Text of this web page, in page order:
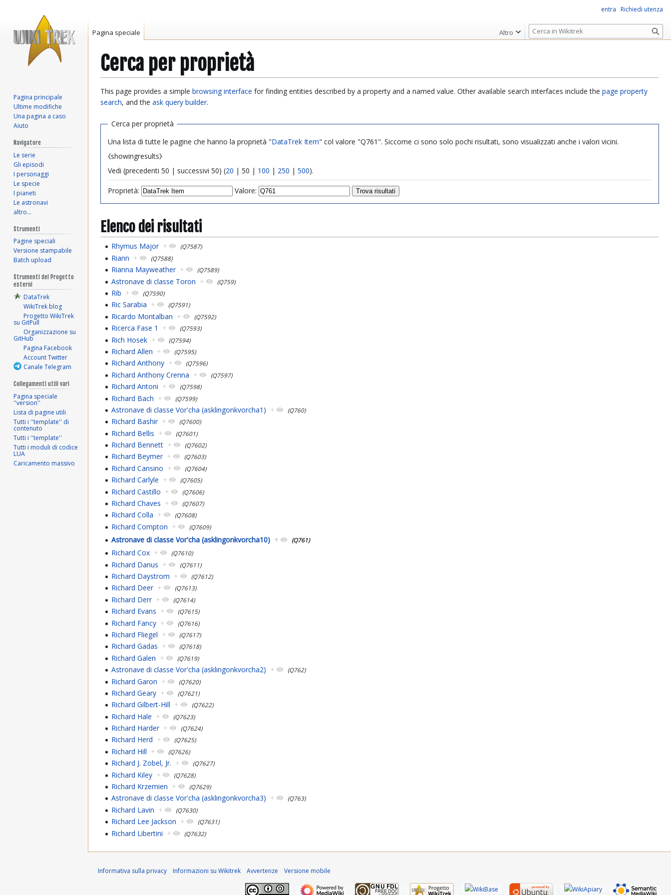
Cerca per proprietà
Vai
alla
Vai
alla
This page provides a simple browsing interface for finding entities described by a property and a named value. Other available search interfaces include the page property
search, and the ask query builder.
Cerca per proprietà
Una lista di tutte le pagine che hanno la proprietà "DataTrek Item" col valore "Q761". Siccome ci sono solo pochi risultati, sono visualizzati anche i valori vicini.
⧼showingresults⧽
Vedi (precedenti 50 | successivi 50) (20 | 50 | 100 | 250 | 500).
Proprietà: Valore:
Elenco dei risultati
Rhymus Major + (Q7587)
Riann + (Q7588)
Rianna Mayweather + (Q7589)
Astronave di classe Toron + (Q759)
Rib + (Q7590)
Ric Sarabia + (Q7591)
Ricardo Montalban + (Q7592)
Ricerca Fase 1 + (Q7593)
Rich Hosek + (Q7594)
Richard Allen + (Q7595)
Richard Anthony + (Q7596)
Richard Anthony Crenna + (Q7597)
Richard Antoni + (Q7598)
Richard Bach + (Q7599)
Astronave di classe Vor'cha (asklingonkvorcha1) + (Q760)
Richard Bashir + (Q7600)
Richard Bellis + (Q7601)
Richard Bennett + (Q7602)
Richard Beymer + (Q7603)
Richard Cansino + (Q7604)
Richard Carlyle + (Q7605)
Richard Castillo + (Q7606)
Richard Chaves + (Q7607)
Richard Colla + (Q7608)
Richard Compton + (Q7609)
Astronave di classe Vor'cha (asklingonkvorcha10) + (Q761)
Richard Cox + (Q7610)
Richard Danus + (Q7611)
Richard Daystrom + (Q7612)
Richard Deer + (Q7613)
Richard Derr + (Q7614)
Richard Evans + (Q7615)
Richard Fancy + (Q7616)
Richard Fliegel + (Q7617)
Richard Gadas + (Q7618)
Richard Galen + (Q7619)
Astronave di classe Vor'cha (asklingonkvorcha2) + (Q762)
Richard Garon + (Q7620)
Richard Geary + (Q7621)
Richard Gilbert-Hill + (Q7622)
Richard Hale + (Q7623)
Richard Harder + (Q7624)
Richard Herd + (Q7625)
Richard Hill + (Q7626)
Richard J. Zobel, Jr. + (Q7627)
Richard Kiley + (Q7628)
Richard Krzemien + (Q7629)
Astronave di classe Vor'cha (asklingonkvorcha3) + (Q763)
Richard Lavin + (Q7630)
Richard Lee Jackson + (Q7631)
Richard Libertini + (Q7632)
entra Richiedi utenza
Pagina speciale Altro
R
i
r
c
Pagina principale
Ultime modifiche
Una pagina a caso
Aiuto
Navigatore
Le serie
Gli episodi
I personaggi
Le specie
I pianeti
Le astronavi
altro…
Strumenti
Pagine speciali
Versione stampabile
Batch upload
Strumenti del Progetto
esterni
DataTrek
WikiTrek blog
Progetto WikiTrek
su GitPull
Organizzazione su
GitHub
Pagina Facebook
Account Twitter
Canale Telegram
Collegamenti utili vari
Pagina speciale
''version''
Lista di pagine utili
Tutti i ''template'' di
contenuto
Tutti i ''template''
Tutti i moduli di codice
LUA
Caricamento massivo
Informativa sulla privacy Informazioni su Wikitrek Avvertenze Versione mobile